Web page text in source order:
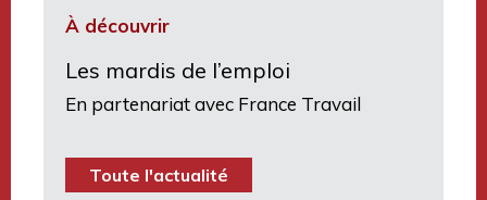
À découvrir
Les mardis de l’emploi
En partenariat avec France Travail
Toute l'actualité